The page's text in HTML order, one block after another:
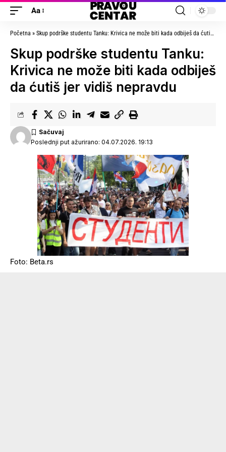
Aa
Početna » Skup podrške studentu Tanku: Krivica ne može biti kada odbiješ da ćutiš jer vidiš nepravdu
Skup podrške studentu Tanku:
Krivica ne može biti kada odbiješ
da ćutiš jer vidiš nepravdu
Poslednji put ažurirano: 04.07.2026. 19:13
Foto: Beta.rs